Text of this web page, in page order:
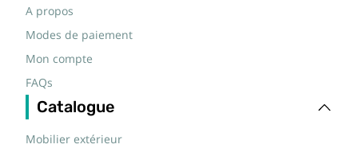
A propos
Modes de paiement
Mon compte
FAQs
Catalogue
Mobilier extérieur